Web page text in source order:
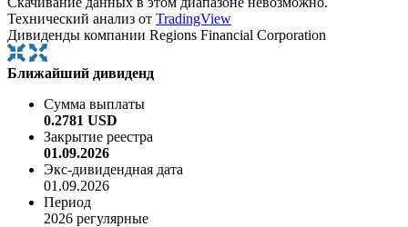
Технический анализ от TradingView
Дивиденды компании Regions Financial Corporation
Ближайший дивиденд
Сумма выплаты
0.2781 USD
Закрытие реестра
01.09.2026
Экс-дивидендная дата
01.09.2026
Период
2026 регулярные